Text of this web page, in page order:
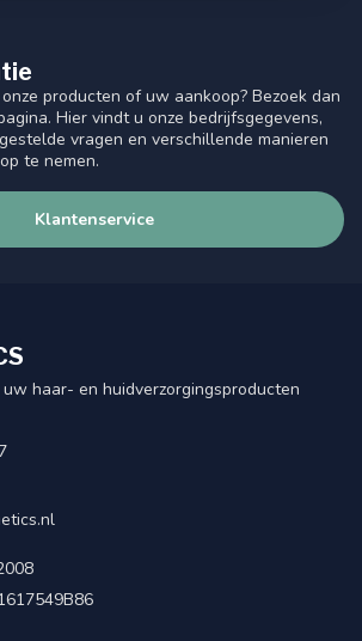
producten of uw aankoop? Bezoek dan
Hier vindt u onze bedrijfsgegevens,
vragen en verschillende manieren
te nemen.
Klantenservice
haar- en huidverzorgingsproducten